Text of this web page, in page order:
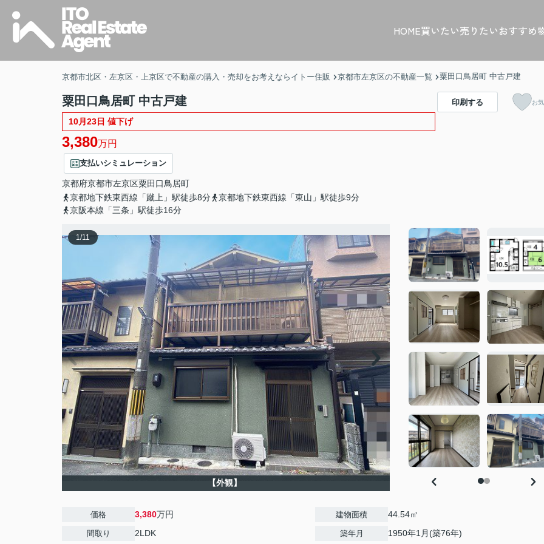
HOME買いたい売りたいおすすめ
京都市北区・左京区・上京区で不動産の購入・売却をお考えならイトー住販 京都市左京区の不動産一覧 粟田口鳥居町 中古戸建
粟田口鳥居町 中古戸建
10月23日 値下げ
3,380万円
支払いシミュレーション
京都府京都市左京区粟田口鳥居町
京都地下鉄東西線「蹴上」駅徒歩8分
京都地下鉄東西線「東山」駅徒歩9分
京阪本線「三条」駅徒歩16分
印刷する お
1/11
【外観】
価格 3,380万円
間取り 2LDK
建物面積 44.54㎡
築年月 1950年1月(築76年)